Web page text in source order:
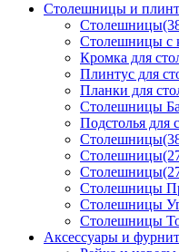
Столешницы и
Столешницы с
Кромка для
Плинтус для
Планки для
Столешницы
Подстолья для
Столешницы
Столешницы
Столешницы
Аксессуары и